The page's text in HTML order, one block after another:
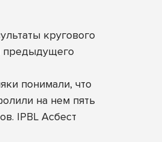
кругового
предыдущего
понимали, что
на нем пять
IPBL Асбест